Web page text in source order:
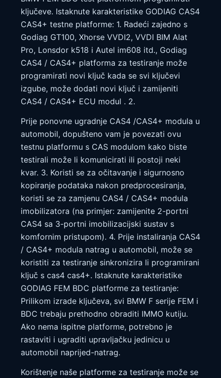
ključeve. Istaknute karakteristike GODIAG CAS4
CAS4+ testne platforme: 1. Radeći zajedno s
Godiag GT100, Xhorse VVDI2, VVDI BIM Alat
Pro, Lonsdor k518 i Autel im608 itd., Godiag
CAS4 / CAS4+ platforma za testiranje može
programirati novi ključ kada se svi ključevi
izgube, može dodati novi ključ i zamijeniti
CAS4 / CAS4+ ECU modul . 2.
Prije ponovne ugradnje CAS4 /CAS4+ modula u
automobil, dopušteno vam je povezati ovu
testnu platformu s CAS modulom kako biste
testirali može li komunicirati ili postoji neki
kvar. 3. Koristi se za očitavanje i sigurnosno
kopiranje podataka nakon predprocesiranja,
koristi se za zamjenu CAS4 / CAS4+ modula
imobilizatora (na primjer: zamijenite 2-portni
CAS4 sa 3-portni imobilizacijski sustav s
komfornim pristupom). 4. Prije instaliranja CAS4
/ CAS4+ modula natrag u automobil, može se
koristiti za testiranje sinkronizira li programirani
ključ s cas4 cas4+. Istaknute karakteristike
GODIAG FEM BDC platforme za testiranje:
Prilikom izrade ključeva, svi BMW F serije FEM i
BDC trebaju prethodno obraditi IMMO kutiju.
Ako nema ispitne platforme, potrebno je
rastaviti i ugraditi upravljačku jedinicu u
automobil naprijed-natrag.
Korištenje naše platforme za testiranje može se